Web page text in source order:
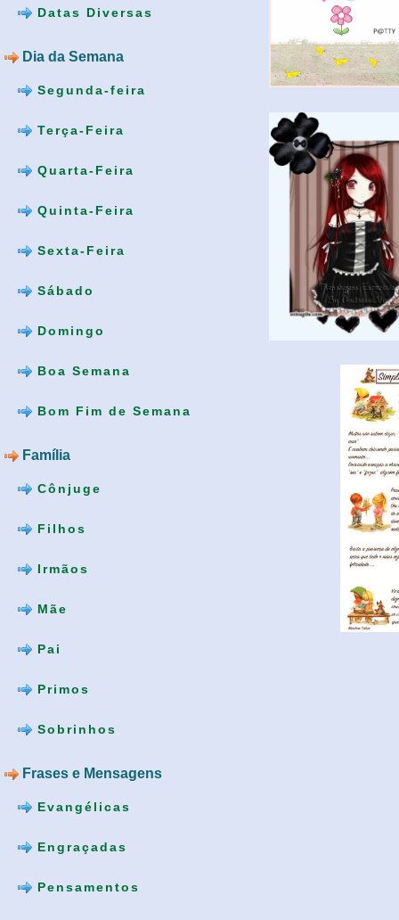
Datas Diversas
Dia da Semana
Segunda-feira
Terça-Feira
Quarta-Feira
Quinta-Feira
Sexta-Feira
Sábado
Domingo
Boa Semana
Bom Fim de Semana
Família
Cônjuge
Filhos
Irmãos
Mãe
Pai
Primos
Sobrinhos
Frases e Mensagens
Evangélicas
Engraçadas
Pensamentos